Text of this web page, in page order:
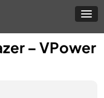
– VPower